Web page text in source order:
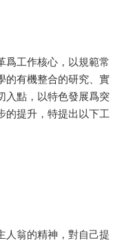
爲工作核心，以規範常
的有機整合的研究、實
入點，以特色發展爲突
的提升，特提出以下工
人翁的精神，對自己提